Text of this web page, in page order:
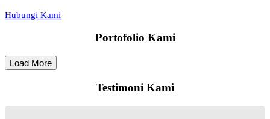
Hubungi Kami
Portofolio Kami
Load More
Testimoni Kami